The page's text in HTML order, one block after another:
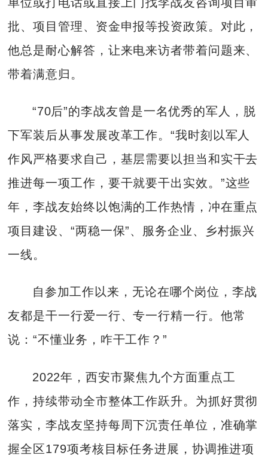
批、项目管理、资金申报等投资政策。对此，
他总是耐心解答，让来电来访者带着问题来、
带着满意归。
“70后”的李战友曾是一名优秀的军人，脱
下军装后从事发展改革工作。“我时刻以军人
作风严格要求自己，基层需要以担当和实干去
推进每一项工作，要干就要干出实效。”这些
年，李战友始终以饱满的工作热情，冲在重点
项目建设、“两稳一保”、服务企业、乡村振兴
一线。
自参加工作以来，无论在哪个岗位，李战
友都是干一行爱一行、专一行精一行。他常
说：“不懂业务，咋干工作？”
2022年，西安市聚焦九个方面重点工
作，持续带动全市整体工作跃升。为抓好贯彻
落实，李战友坚持每周下沉责任单位，准确掌
握全区179项考核目标任务进展，协调推进项